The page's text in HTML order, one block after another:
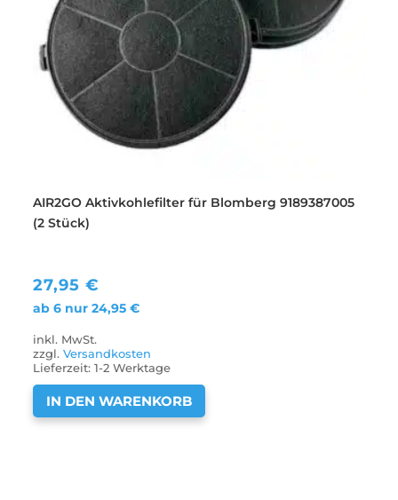
AIR2GO Aktivkohlefilter für Blomberg 9189387005
(2 Stück)
27,95€
ab 6 nur24,95€
inkl. MwSt.
zzgl.Versandkosten
Lieferzeit:1-2 Werktage
IN DEN WARENKORB